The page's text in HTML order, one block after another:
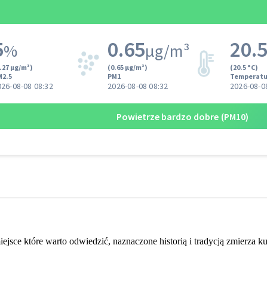
które warto odwiedzić, naznaczone historią i tradycją zmierza